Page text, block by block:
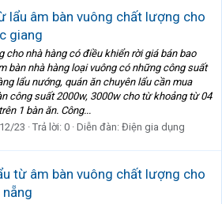
lẩu âm bàn vuông chất lượng cho
giang
cho nhà hàng có điều khiển rời giá bán bao
bàn nhà hàng loại vuông có những công suất
lẩu nướng, quán ăn chuyên lẩu cần mua
công suất 2000w, 3000w cho từ khoảng từ 04
1 bàn ăn. Công...
23 Trả lời: 0 Diễn đàn: Điện gia dụng
từ âm bàn vuông chất lượng cho